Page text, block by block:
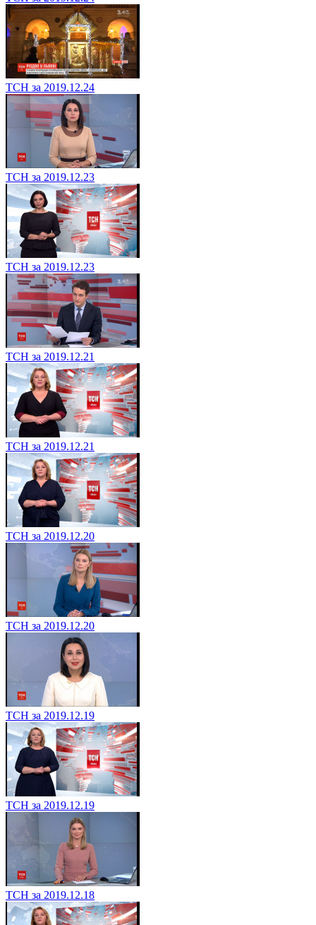
ТСН за 2019.12.24
ТСН за 2019.12.23
ТСН за 2019.12.23
ТСН за 2019.12.21
ТСН за 2019.12.21
ТСН за 2019.12.20
ТСН за 2019.12.20
ТСН за 2019.12.19
ТСН за 2019.12.19
ТСН за 2019.12.18